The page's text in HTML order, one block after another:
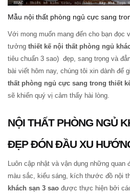
Mẫu nội thất phòng ngủ cực sang
Với mong muốn mang đến cho bạn đọc
tưởng thiết kế nội thất phòng ngủ
tiêu chuẩn 3 sao) đẹp, sang trọng và
bài viết hôm nay, chúng tôi xin dành để
thất phòng ngủ cực sang trong thiết
sẽ khiến quý vị cảm thấy hài lòng.
NỘI THẤT PHÒNG NGỦ
ĐẸP ĐÓN ĐẦU XU
Luôn cập nhật và vận dụng những
màu sắc, kiểu sáng, kích thước đồ nội
khách sạn 3 sao được thực hiện bởi